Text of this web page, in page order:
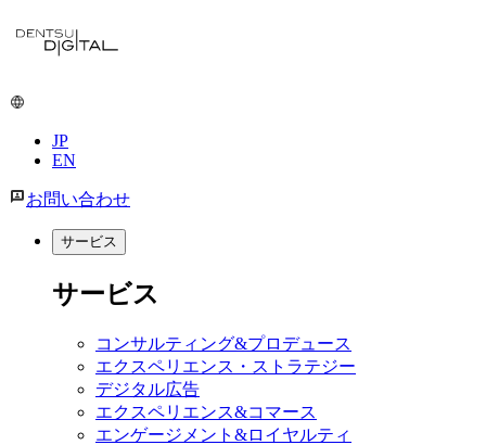
メ
コ
ツ
JP
EN
お問い合わせ
サービス
サービス
コンサルティング&プロデュース
エクスペリエンス・ストラテジー
デジタル広告
エクスペリエンス&コマース
エンゲージメント&ロイヤルティ